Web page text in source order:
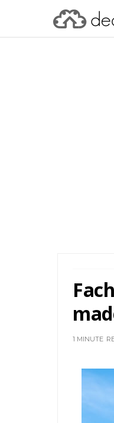
1 MINUTE